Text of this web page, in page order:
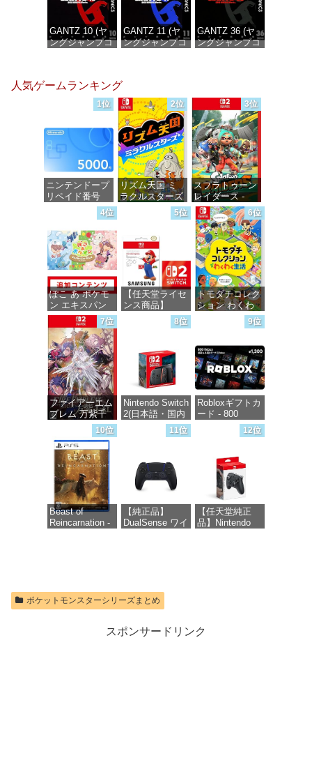
GANTZ 10 (ヤ
ングジャンプコ
価格：¥100
GANTZ 11 (ヤ
ングジャンプコ
GANTZ 36 (ヤ
ングジャンプコ
人気ゲームランキング
1位
ニンテンドープ
リペイド番号
5000円|オンラ
インコード版
価格：¥5,000
2位
リズム天国 ミ
ラクルスターズ
3位
スプラトゥーン
レイダース -
Switch2
価格：¥6,455
4位
ぽこ あ ポケモ
ン エキスパン
ションパス|オン
ラインコード版
価格：¥4,400
5位
【任天堂ライセ
ンス商品】
256GB for
Nintendo Switch
2(サムスン マイ
クロSDエクス
プレスカード
256GB)
【Amazon.co.jp
Nintendo S
価格：¥9,400
6位
トモダチコレク
ション わくわ
く生活 -Switch
7位
ファイアーエム
ブレム 万紫千
紅 -Switch2
価格：¥8,979
8位
Nintendo Switch
2(日本語・国内
9位
Robloxギフトカ
ード - 800
Robux 【限定バ
ーチャルアイテ
【オンラインゲ
ームコード】
ロブロックス |
オンラインコー
ド版
価格：¥1,300
10位
Beast of
Reincarnation -
11位
【純正品】
DualSense ワイ
価格：¥10,737
12位
【任天堂純正
品】Nintendo
ポケットモンスターシリーズまとめ
スポンサードリンク